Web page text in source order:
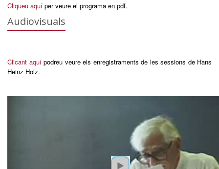
Cliqueu aquí per veure el programa en pdf.
Audiovisuals
Clicant aquípodreu veure els enregistraments de les sessions de Hans
Heinz Holz.